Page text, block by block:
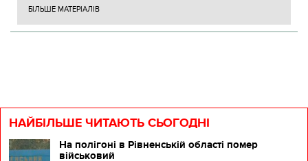
БІЛЬШЕ МАТЕРІАЛІВ
НАЙБІЛЬШЕ ЧИТАЮТЬ СЬОГОДНІ
На полігоні в Рівненській області помер
військовий